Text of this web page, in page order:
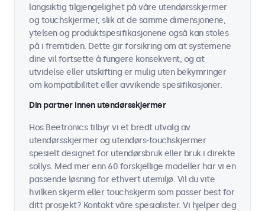
langsiktig tilgjengelighet på våre utendørsskjermer
og touchskjermer, slik at de samme dimensjonene,
ytelsen og produktspesifikasjonene også kan stoles
på i fremtiden. Dette gir forsikring om at systemene
dine vil fortsette å fungere konsekvent, og at
utvidelse eller utskifting er mulig uten bekymringer
om kompatibilitet eller avvikende spesifikasjoner.
Din partner innen utendørsskjermer
Hos Beetronics tilbyr vi et bredt utvalg av
utendørsskjermer og utendørs-touchskjermer
spesielt designet for utendørsbruk eller bruk i direkte
sollys. Med mer enn 60 forskjellige modeller har vi en
passende løsning for ethvert utemiljø. Vil du vite
hvilken skjerm eller touchskjerm som passer best for
ditt prosjekt? Kontakt våre spesialister. Vi hjelper deg